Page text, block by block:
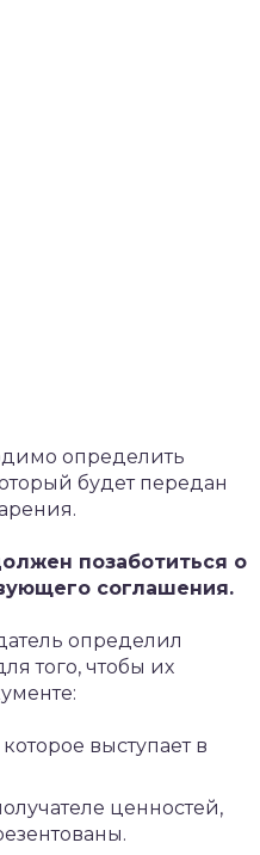
определить
будет передан
позаботиться о
соглашения.
определил
того, чтобы их
выступает в
ценностей,